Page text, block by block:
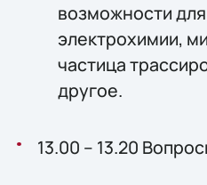
возможности
электрохимии,
частица
другое.
13.00 – 13.20